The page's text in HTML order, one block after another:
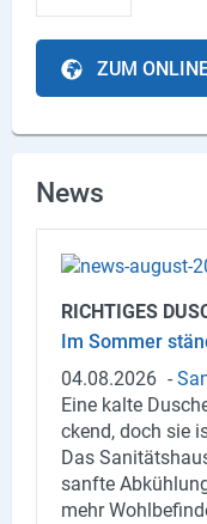
ZUM
News
RICH­TI­GES
Im Som­mer
04.08.2026 -
Eine kalte
ckend, doch sie
Das
sanf­te
mehr